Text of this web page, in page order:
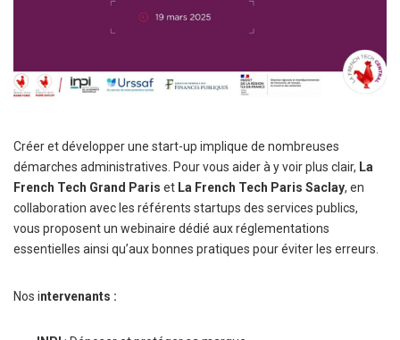
Créer et développer une start-up implique de nombreuses
démarches administratives. Pour vous aider à y voir plus clair, La
French Tech Grand Paris et La French Tech Paris Saclay, en
collaboration avec les référents startups des services publics,
vous proposent un webinaire dédié aux réglementations
essentielles ainsi qu’aux bonnes pratiques pour éviter les erreurs.
Nos intervenants :​